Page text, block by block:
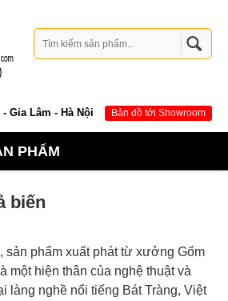
Gia Lâm - Hà Nội Bản đồ tới Showroom
PHẨM
biến
sản phẩm xuất phát từ xưởng Gốm
một hiện thân của nghệ thuật và
làng nghề nổi tiếng Bát Tràng, Việt